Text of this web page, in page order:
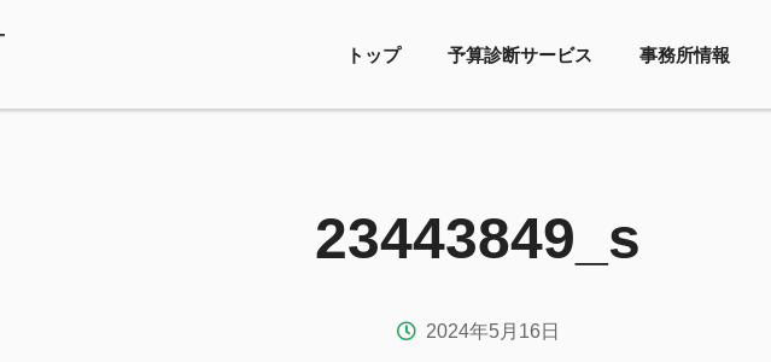
トップ 予算診断サービス 事務所情報
23443849_s
2024年5月16日